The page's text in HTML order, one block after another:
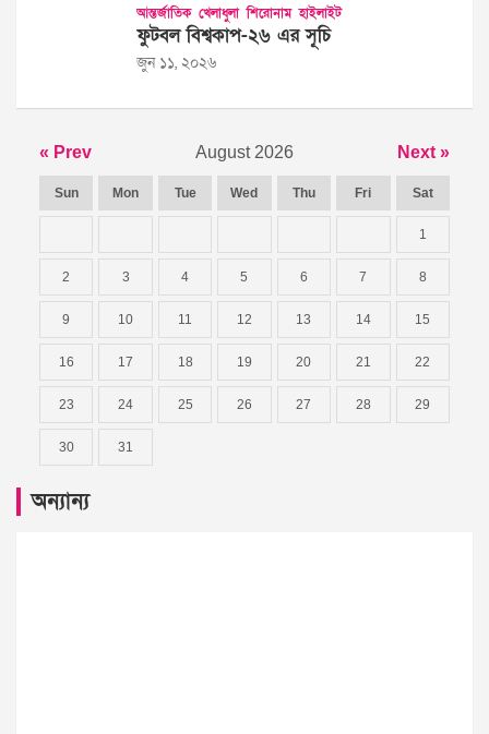
আন্তর্জাতিক খেলাধুলা শিরোনাম হাইলাইট
ফুটবল বিশ্বকাপ-২৬ এর সূচি
জুন ১১, ২০২৬
« Prev August 2026 Next »
Sun Mon Tue Wed Thu Fri Sat
1
2 3 4 5 6 7 8
9 10 11 12 13 14 15
16 17 18 19 20 21 22
23 24 25 26 27 28 29
30 31
অন্যান্য